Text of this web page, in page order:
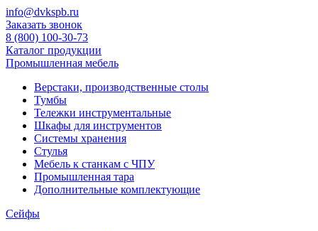
info@dvkspb.ru
Заказать звонок
8 (800) 100-30-73
Каталог продукции
Промышленная мебель
Верстаки, производственные столы
Тумбы
Тележки инструментальные
Шкафы для инструментов
Системы хранения
Стулья
Мебель к станкам с ЧПУ
Промышленная тара
Дополнительные комплектующие
Сейфы